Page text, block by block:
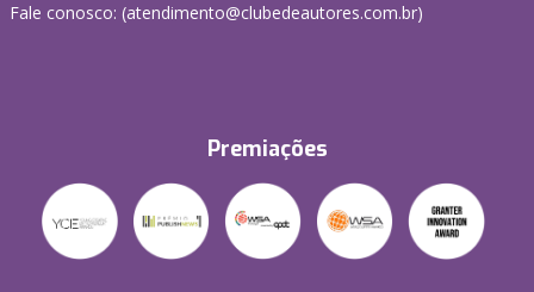
Fale conosco: (atendimento@clubedeautores.com.br)
Premiações